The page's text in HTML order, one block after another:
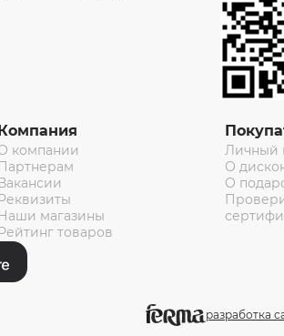
компании
магазины
товаров
Личный
О
О
разработка